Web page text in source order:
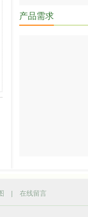
产品需求
| 在线留言